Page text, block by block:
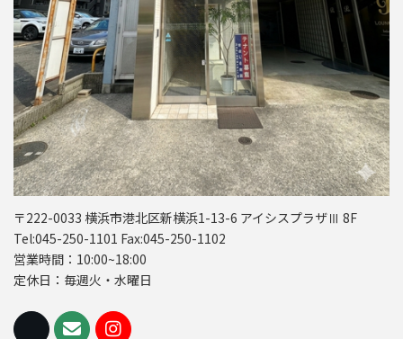
〒222-0033 横浜市港北区新横浜1-13-6 アイシスプラザⅢ 8F
Tel:045-250-1101 Fax:045-250-1102
営業時間：10:00~18:00
定休日：毎週火・水曜日